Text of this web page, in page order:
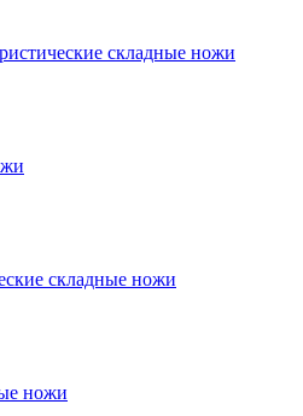
складные ножи
складные ножи
ножи